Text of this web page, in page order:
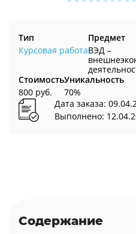
Тип
Курсовая работа
Предмет
ВЭД –
Стоимость
800 руб.
Уникальность
70%
Дата заказа:
Выполнено:
Содержание